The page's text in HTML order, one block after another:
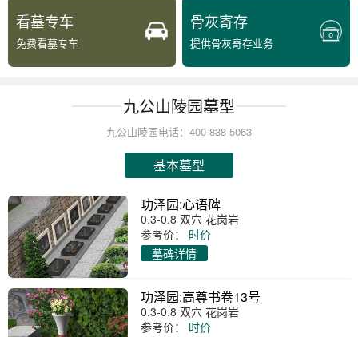
看墓专车
免费看墓专车
骨灰寄存
提供骨灰寄存业务
九公山陵园墓型
九公山陵园电话：400-838-5063
基本墓型
功泽园:心语碑
0.3-0.8 双穴 花岗岩
参考价：
时价
墓碑详情
功泽园:高尊书卷13号
0.3-0.8 双穴 花岗岩
参考价：
时价